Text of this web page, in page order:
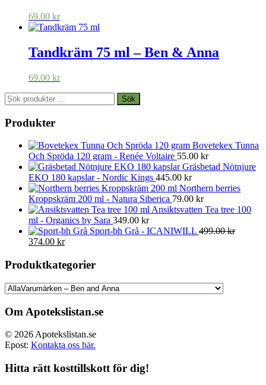
69.00 kr
Tandkräm 75 ml – Ben & Anna
69.00 kr
Sök
efter:
Sök
Produkter
Bovetekex Tunna
Och Spröda 120 gram - Renée Voltaire 55.00 kr
Gräsbetad Nötnjure
EKO 180 kapslar - Nordic Kings 445.00 kr
Northern berries
Kroppskräm 200 ml - Natura Siberica 79.00 kr
Ansiktsvatten Tea tree 100
ml - Organics by Sara 349.00 kr
Sport-bh Grå - ICANIWILL 499.00kr
Det
priset
499.00 kr.
374.00 krDet
priset
är:
374.00 kr.
Produktkategorier
Om Apotekslistan.se
© 2026 Apotekslistan.se
Epost: Kontakta oss här.
Hitta rätt kosttillskott för dig!